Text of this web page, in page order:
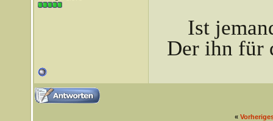
Ist
Der ihn für
«